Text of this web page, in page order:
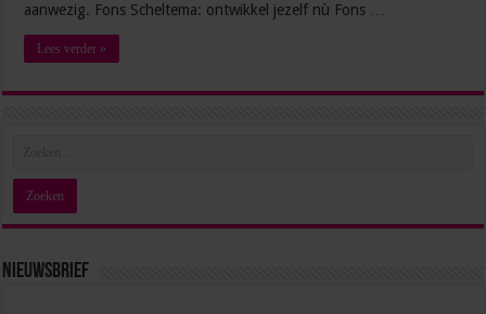
aanwezig. Fons Scheltema: ontwikkel jezelf nù Fons …
Lees verder »
Nieuwsbrief